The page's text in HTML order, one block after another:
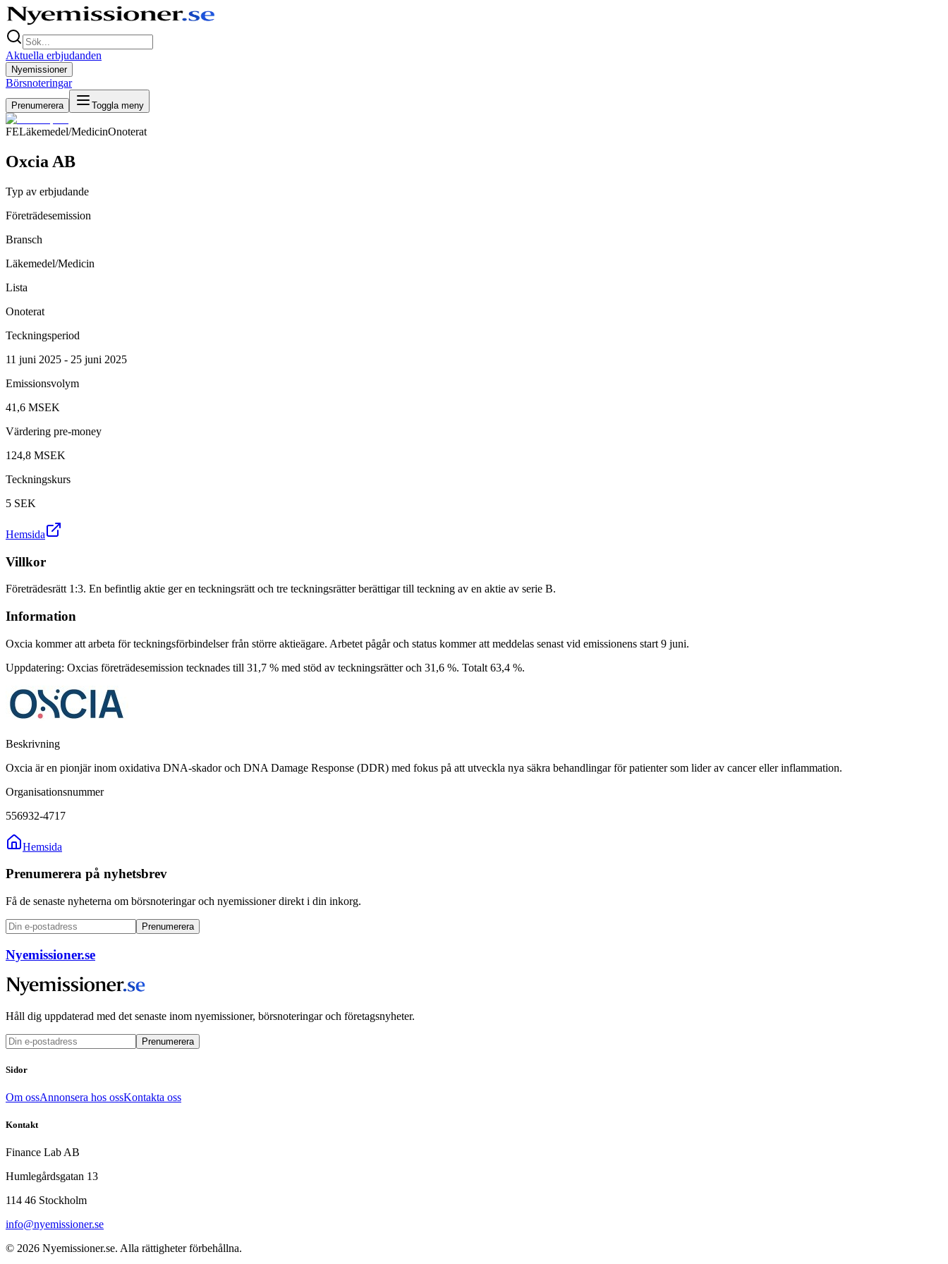
Aktuella erbjudanden
Nyemissioner
Börsnoteringar
Prenumerera Toggla meny
FELäkemedel/MedicinOnoterat
Oxcia AB
Typ av erbjudande
Företrädesemission
Bransch
Läkemedel/Medicin
Lista
Onoterat
Teckningsperiod
11 juni 2025 - 25 juni 2025
Emissionsvolym
41,6 MSEK
Värdering pre-money
124,8 MSEK
Teckningskurs
5 SEK
Hemsida
Villkor
Företrädesrätt 1:3. En befintlig aktie ger en teckningsrätt och tre teckningsrätter berättigar till teckning av en aktie av serie B.
Information
Oxcia kommer att arbeta för teckningsförbindelser från större aktieägare. Arbetet pågår och status kommer att meddelas senast vid emissionens start 9 juni.
Uppdatering: Oxcias företrädesemission tecknades till 31,7 % med stöd av teckningsrätter och 31,6 %. Totalt 63,4 %.
Beskrivning
Oxcia är en pionjär inom oxidativa DNA-skador och DNA Damage Response (DDR) med fokus på att utveckla nya säkra behandlingar för patienter som lider av cancer eller inflammation.
Organisationsnummer
556932-4717
Hemsida
Prenumerera på nyhetsbrev
Få de senaste nyheterna om börsnoteringar och nyemissioner direkt i din inkorg.
Prenumerera
Nyemissioner.se
Håll dig uppdaterad med det senaste inom nyemissioner, börsnoteringar och företagsnyheter.
Prenumerera
Sidor
Om ossAnnonsera hos ossKontakta oss
Kontakt
Finance Lab AB
Humlegårdsgatan 13
114 46 Stockholm
info@nyemissioner.se
© 2026 Nyemissioner.se. Alla rättigheter förbehållna.